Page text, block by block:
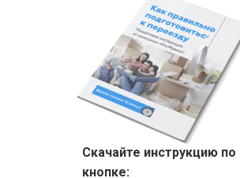
Скачайте инструкцию по
кнопке: